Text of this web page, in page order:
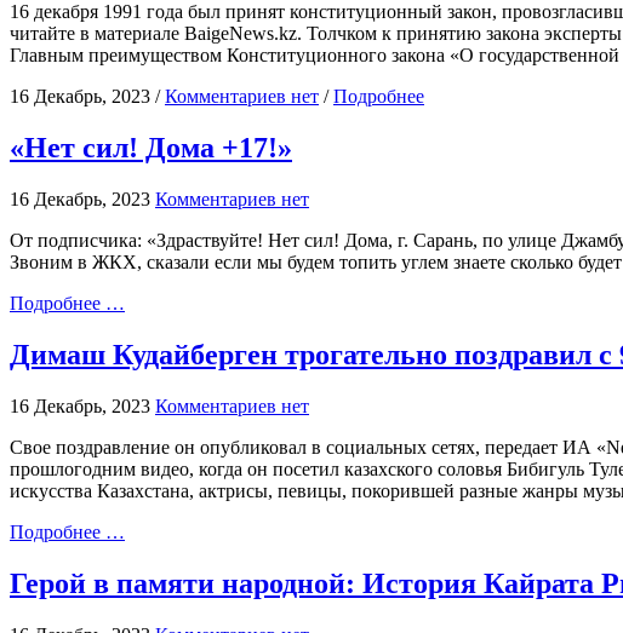
16 декабря 1991 года был принят конституционный закон,
читайте в материале BaigeNews.kz. Толчком к принятию закона
Главным преимуществом Конституционного закона «О
16 Декабрь, 2023 /Комментариев нет /Подробнее
«Нет сил! Дома +17!»
16 Декабрь, 2023 Комментариев нет
От подписчика: «Здраствуйте! Нет сил! Дома, г. Сарань, по улице
Звоним в ЖКХ, сказали если мы будем топить углем знаете сколько
Подробнее …
Димаш Кудайберген трогательно поздравил
16 Декабрь, 2023 Комментариев нет
Свое поздравление он опубликовал в социальных сетях, передает ИА
прошлогодним видео, когда он посетил казахского соловья Бибигуль
искусства Казахстана, актрисы, певицы, покорившей разные жанры
Подробнее …
Герой в памяти народной: История Кайрата